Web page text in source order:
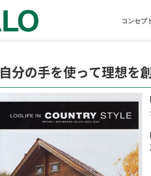
コンセプ
自分の手を使って理想を